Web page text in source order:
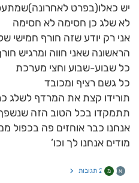
יש כאלו(בפרט
לא שלג כן חסימה לא חסימה
אני רק יודע שזה חורף חמישי
הראשונה שאני חווה ומרגיש
כל שבוע-שבוע וחצי מערכת
כל גשם רציף ומכובד
תורידו קצת את המרדף לשלג
תתמקדו בכל הטוב הזה
אנחנו כבר אוחזים פה בכפול
מודים אנחנו לך וכו’
א מ 2 תגובות